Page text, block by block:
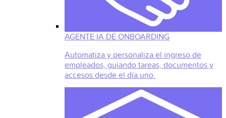
AGENTE IA DE ONBOARDING
Automatiza y personaliza el ingreso de
empleados, guiando tareas, documentos y
accesos desde el día uno.